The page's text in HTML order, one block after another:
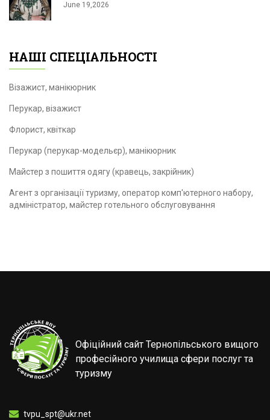
June 19,2026
НАШІ СПЕЦІАЛЬНОСТІ
Візажист, манікюрник
Перукар, візажист
Флорист, квіткар
Перукар (перукар-модельєр), манікюрник
Майстер з пошиття одягу (кравець, закрійник)
Агент з організації туризму, оператор комп'ютерного набору,
адміністратор, майстер готельного обслуговування
Офіційний сайт Тернопільського вищого
професійного училища сфери послуг та
туризму
tvpu_spt@ukr.net